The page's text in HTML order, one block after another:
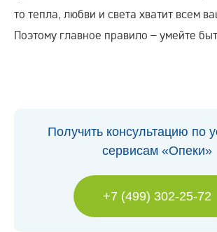
то тепла, любви и света хватит всем
Поэтому главное правило – умейте
Получить консультацию по
сервисам «Опеки»
+7 (499) 302-25-72